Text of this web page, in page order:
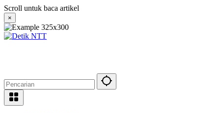
Langsung
ke
konten
Scroll untuk baca artikel
×